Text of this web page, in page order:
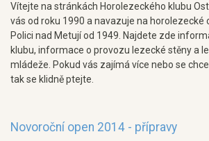
Vítejte na stránkách Horolezeckého klubu
vás od roku 1990 a navazuje na horolezecké
Polici nad Metují od 1949. Najdete zde
klubu, informace o provozu lezecké stěny a
mládeže. Pokud vás zajímá více nebo se
tak se klidně ptejte.
Novoroční open 2014 - přípravy